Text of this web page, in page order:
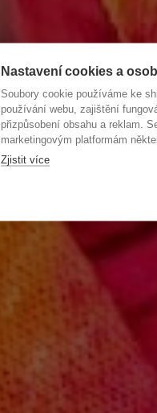
Nastavení cookies a
Soubory cookie používáme ke
používání webu, zajištění
přizpůsobení obsahu a reklam.
marketingovým platformám
Zjistit více